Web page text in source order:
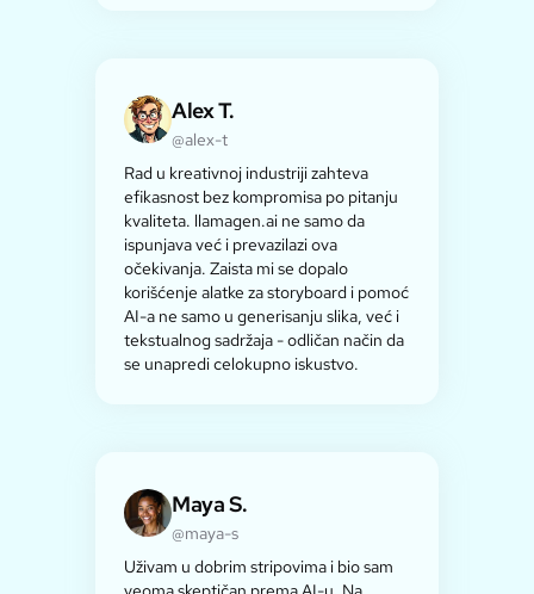
Alex T.
@alex-t
Rad u kreativnoj industriji zahteva
efikasnost bez kompromisa po pitanju
kvaliteta. llamagen.ai ne samo da
ispunjava već i prevazilazi ova
očekivanja. Zaista mi se dopalo
korišćenje alatke za storyboard i pomoć
AI-a ne samo u generisanju slika, već i
tekstualnog sadržaja - odličan način da
se unapredi celokupno iskustvo.
Maya S.
@maya-s
Uživam u dobrim stripovima i bio sam